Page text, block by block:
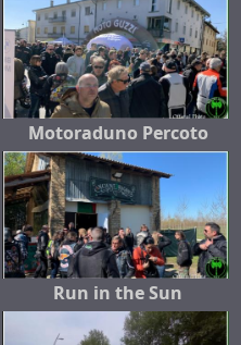
Motoraduno Percoto
Run in the Sun